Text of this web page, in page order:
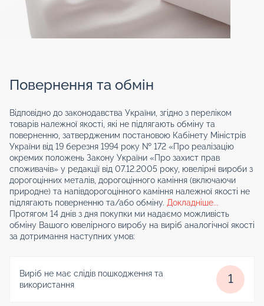
Повернення та обмін
Відповідно до законодавства України, згідно з переліком
товарів належної якості, які не підлягають обміну та
поверненню, затвердженим постановою Кабінету Міністрів
України від 19 березня 1994 року № 172 «Про реалізацію
окремих положень Закону України «Про захист прав
споживачів» у редакції від 07.12.2005 року, ювелірні вироби з
дорогоцінних металів, дорогоцінного каміння (включаючи
природне) та напівдорогоцінного каміння належної якості не
підлягають поверненню та/або обміну. Докладніше...
Протягом 14 днів з дня покупки ми надаємо можливість
обміну Вашого ювелірного виробу на виріб аналогічної якості
за дотримання наступних умов:
Виріб не має слідів пошкодження та
використання
1